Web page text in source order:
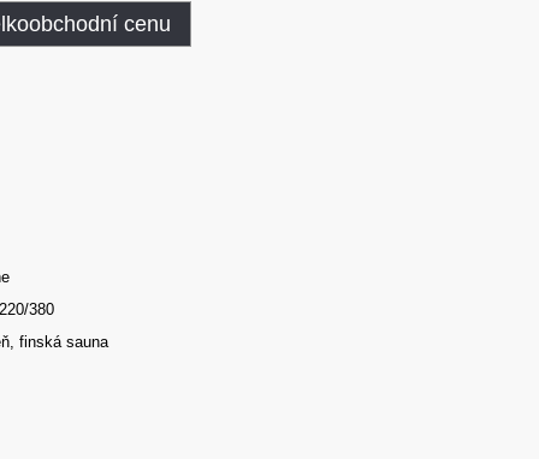
cenu
380
finská sauna